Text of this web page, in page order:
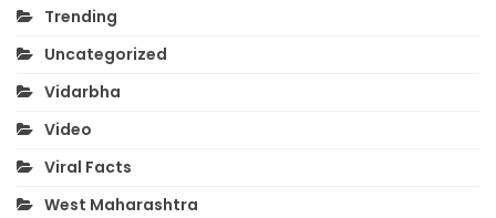
Trending
Uncategorized
Vidarbha
Video
Viral Facts
West Maharashtra